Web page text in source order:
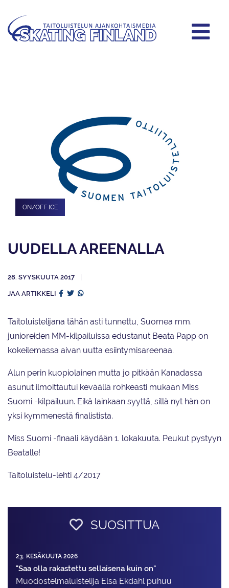
ON/OFF ICE
UUDELLA AREENALLA
28. SYYSKUUTA 2017
JAA ARTIKKELI
Taitoluistelijana tähän asti tunnettu, Suomea mm.
junioreiden MM-kilpailuissa edustanut Beata Papp on
kokeilemassa aivan uutta esiintymisareenaa.
Alun perin kuopiolainen mutta jo pitkään Kanadassa
asunut ilmoittautui keväällä rohkeasti mukaan Miss
Suomi -kilpailuun. Eikä lainkaan syyttä, sillä nyt hän on
yksi kymmenestä finalistista.
Miss Suomi -finaali käydään 1. lokakuuta. Peukut pystyyn
Beatalle!
Taitoluistelu-lehti 4/2017
SUOSITTUA
23. KESÄKUUTA 2026
"Saa olla rakastettu sellaisena kuin on"
Muodostelma­luistelija Elsa Ekdahl puhuu